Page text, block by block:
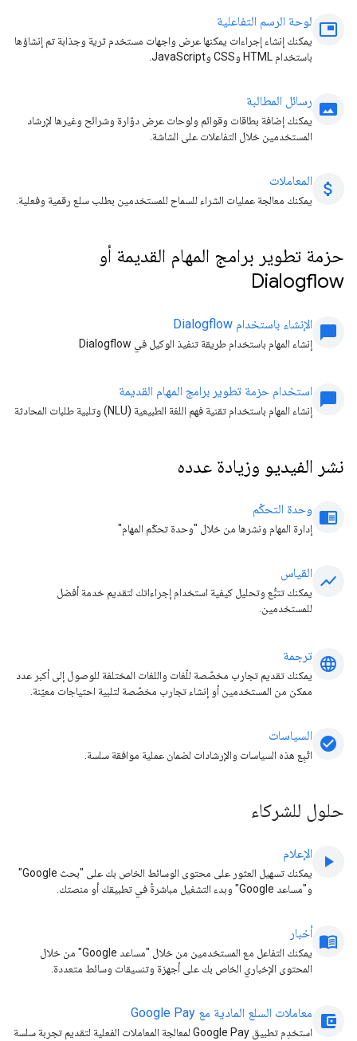
picture_in_picture لوحة الرسم التفاعلية
يمكنك إنشاء إجراءات يمكنها عرض واجهات مستخدم ثرية وجذابة تم إنشاؤها
باستخدام HTML وCSS وJavaScript.
panorama رسائل المطالبة
يمكنك إضافة بطاقات وقوائم ولوحات عرض دوّارة وشرائح وغيرها لإرشاد
المستخدمين خلال التفاعلات على الشاشة.
attach_money المعاملات
يمكنك معالجة عمليات الشراء للسماح للمستخدمين بطلب سلع رقمية وفعلية.
حزمة تطوير برامج المهام القديمة أو
Dialogflow
chat_bubble الإنشاء باستخدام Dialogflow
إنشاء المهام باستخدام طريقة تنفيذ الوكيل في Dialogflow
chat_bubble استخدام حزمة تطوير برامج المهام القديمة
إنشاء المهام باستخدام تقنية فهم اللغة الطبيعية (NLU) وتلبية طلبات المحادثة
نشر الفيديو وزيادة عدده
chrome_reader_mode وحدة التحكّم
إدارة المهام ونشرها من خلال "وحدة تحكّم المهام"
show_chart القياس
يمكنك تتبُّع وتحليل كيفية استخدام إجراءاتك لتقديم خدمة أفضل
للمستخدمين.
language ترجمة
يمكنك تقديم تجارب مخصّصة للّغات واللغات المختلفة للوصول إلى أكبر عدد
ممكن من المستخدمين أو إنشاء تجارب مخصّصة لتلبية احتياجات معيّنة.
check_circle السياسات
اتّبِع هذه السياسات والإرشادات لضمان عملية موافقة سلسة.
حلول للشركاء
play_arrow الإعلام
يمكنك تسهيل العثور على محتوى الوسائط الخاص بك على "بحث Google"
و"مساعد Google" وبدء التشغيل مباشرةً في تطبيقك أو منصتك.
menu_book أخبار
يمكنك التفاعل مع المستخدمين من خلال "مساعد Google" من خلال
المحتوى الإخباري الخاص بك على أجهزة وتنسيقات وسائط متعددة.
account_balance_wallet معاملات السلع المادية مع Google Pay
استخدِم تطبيق Google Pay لمعالجة المعاملات الفعلية لتقديم تجربة سلسة